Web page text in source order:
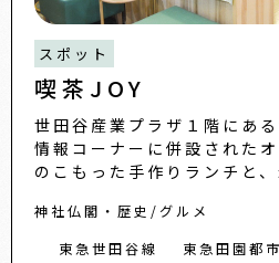
スポット
喫茶JOY
世田谷産業プラザ１階にあ
情報コーナーに併設された
のこもった手作りランチと
バ茶を使った紅茶など...
神社仏閣・歴史
グルメ
東急世田谷線
東急田園都